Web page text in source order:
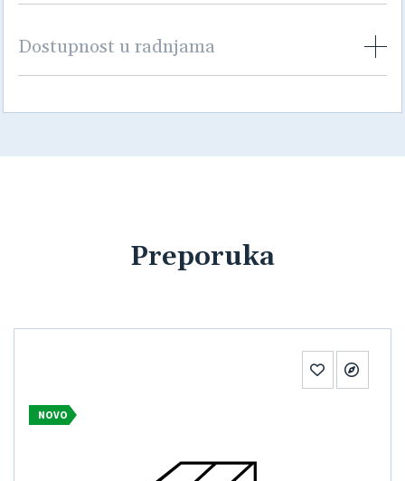
Dostupnost u radnjama
Preporuka
NOVO